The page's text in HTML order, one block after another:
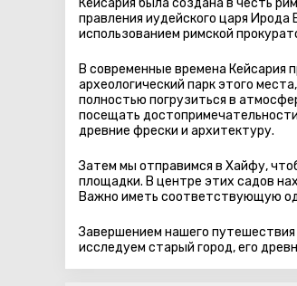
Кейсария была создана в честь
правления иудейского царя
использованием римской
В современные времена Кейсария
археологический парк этого
полностью погрузиться в
посещать
древние фрески и архитектуру.
Затем мы отправимся в Хайфу,
площадки. В центре этих садов
Важно иметь соответствующую
Завершением нашего
исследуем старый город, его